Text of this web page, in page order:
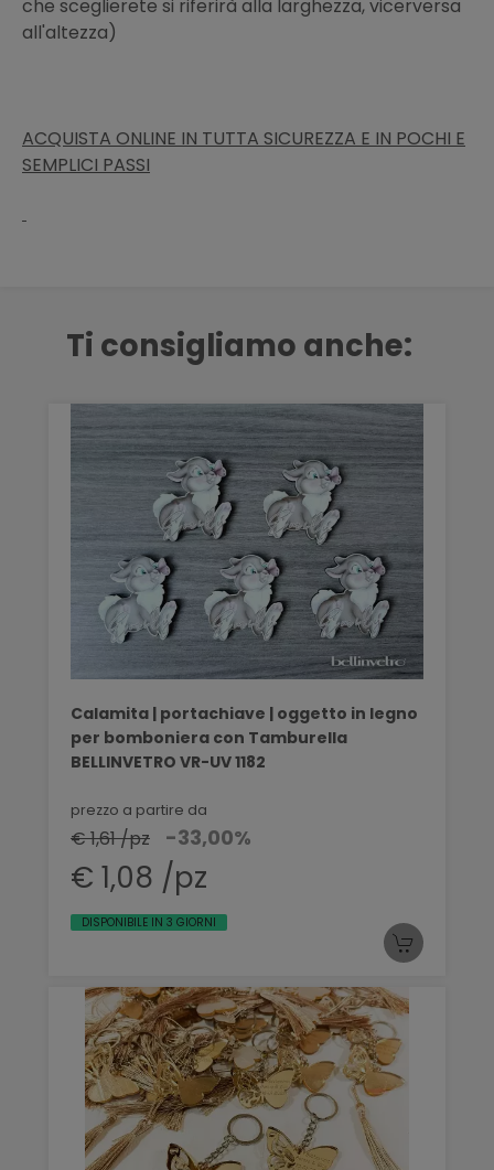
che sceglierete si riferirà alla larghezza, vicerversa
all'altezza)
ACQUISTA ONLINE IN TUTTA SICUREZZA E IN POCHI E
SEMPLICI PASSI
Ti consigliamo anche:
Calamita | portachiave | oggetto in legno
per bomboniera con Tamburella
BELLINVETRO VR-UV 1182
prezzo a partire da
€ 1,61 /pz -33,00%
€ 1,08 /pz
DISPONIBILE IN 3 GIORNI